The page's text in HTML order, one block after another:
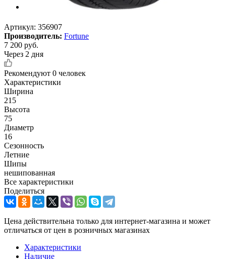
Артикул: 356907
Производитель: Fortune
7 200 руб.
Через 2 дня
Рекомендуют 0 человек
Характеристики
Ширина
215
Высота
75
Диаметр
16
Сезонность
Летние
Шипы
нешипованная
Все характеристики
Поделиться
Цена действительна только для интернет-магазина и может
отличаться от цен в розничных магазинах
Характеристики
Наличие